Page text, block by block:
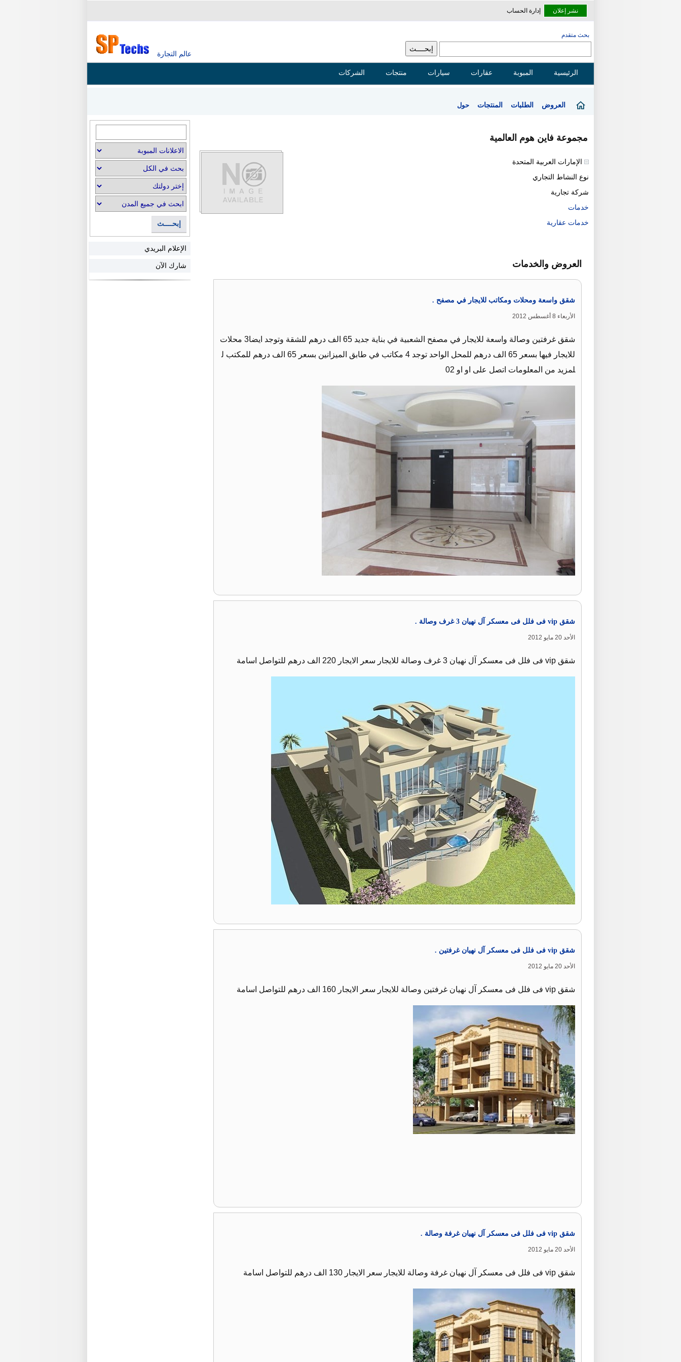
نشر إعلان إدارة الحساب
عالم التجارة
بحث متقدم
الرئيسية المبوبة عقارات سيارات منتجات الشركات
العروض الطلبات المنتجات حول
مجموعة فاين هوم العالمية
الإمارات العربية المتحدة
نوع النشاط التجاري
شركة تجارية
خدمات
خدمات عقارية
العروض والخدمات
شقق واسعة ومحلات ومكاتب للايجار في مصفح .
الأربعاء 8 أغسطس 2012
شقق غرفتين وصالة واسعة للايجار في مصفح الشعبية في بناية جديد 65 الف درهم للشقة وتوجد ايضا3 محلات
للايجار فيها بسعر 65 الف درهم للمحل الواحد توجد 4 مكاتب في طابق الميزانين بسعر 65 الف درهم للمكتب ل
لمزيد من المعلومات اتصل على او او 02
شقق vip فى فلل فى معسكر آل نهيان 3 غرف وصالة .
الأحد 20 مايو 2012
شقق vip فى فلل فى معسكر آل نهيان 3 غرف وصالة للايجار سعر الايجار 220 الف درهم للتواصل اسامة
شقق vip فى فلل فى معسكر آل نهيان غرفتين .
الأحد 20 مايو 2012
شقق vip فى فلل فى معسكر آل نهيان غرفتين وصالة للايجار سعر الايجار 160 الف درهم للتواصل اسامة
شقق vip فى فلل فى معسكر آل نهيان غرفة وصالة .
الأحد 20 مايو 2012
شقق vip فى فلل فى معسكر آل نهيان غرفة وصالة للايجار سعر الايجار 130 الف درهم للتواصل اسامة
إبحــــث
الإعلام البريدي
شارك الآن